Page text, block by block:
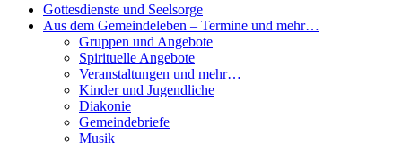
Gottesdienste und Seelsorge
Aus dem Gemeindeleben – Termine und mehr…
Gruppen und Angebote
Spirituelle Angebote
Veranstaltungen und mehr…
Kinder und Jugendliche
Diakonie
Gemeindebriefe
Musik